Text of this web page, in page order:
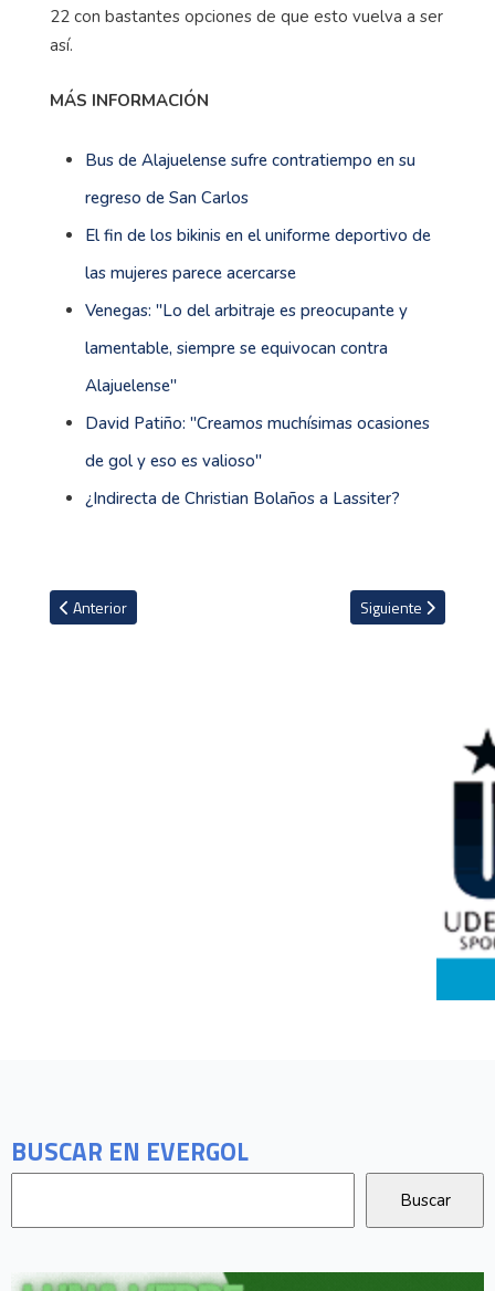
BUSCAR EN EVERGOL
22 con bastantes opciones de que esto vuelva a ser
así.
MÁS INFORMACIÓN
Bus de Alajuelense sufre contratiempo en su
regreso de San Carlos
El fin de los bikinis en el uniforme deportivo de
las mujeres parece acercarse
Venegas: ''Lo del arbitraje es preocupante y
lamentable, siempre se equivocan contra
Alajuelense''
David Patiño: ''Creamos muchísimas ocasiones
de gol y eso es valioso''
¿Indirecta de Christian Bolaños a Lassiter?
Artículo anterior: Presidente del Borussia Dortmund ataca al PSG
Anterior Artículo siguiente:
Siguiente